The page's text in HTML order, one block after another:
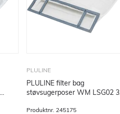
PLULINE
PLULINE filter bag
støvsugerposer WM LSG02 3
Produktnr. 245175